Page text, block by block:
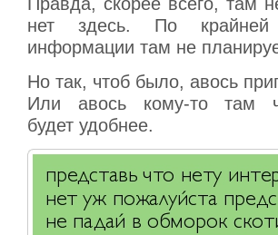
нет здесь. По крайней
информации там не
Но так, чтоб было, авось
Или авось кому-то там
будет удобнее.